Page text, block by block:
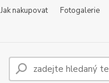
Jak nakupovat Fotogalerie